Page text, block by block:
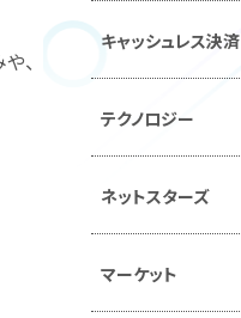
、
キャッシュレス決済
テクノロジー
ネットスターズ
マーケット